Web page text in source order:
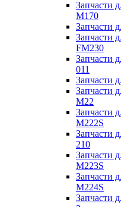
Запчасти
M170
Запчасти
Запчасти
FM230
Запчасти
011
Запчасти
Запчасти
M22
Запчасти
M222S
Запчасти
210
Запчасти
M223S
Запчасти
M224S
Запчасти